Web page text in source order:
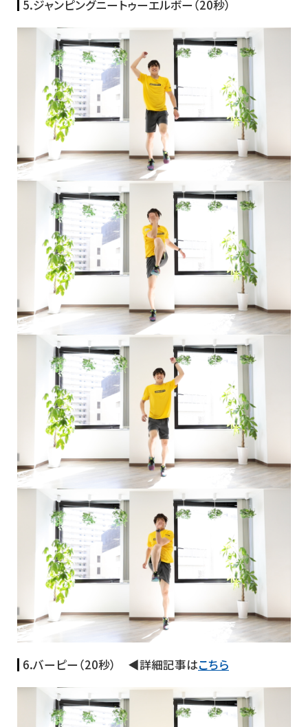
5.ジャンピングニートゥーエルボー（20秒）
6.バーピー（20秒） ◀詳細記事はこちら